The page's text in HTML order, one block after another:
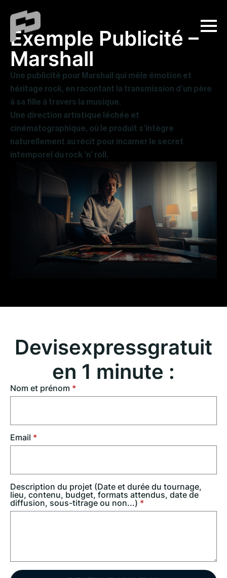
Exemple Publicité –
Marshall
Une publicité pour Marshall qui mêle émotion et
héritage rock, en racontant la transmission d’un père
à sa fille à travers la musique.
Une direction artistique léchée et
cinématographique, où le produit s’intègre
naturellement au récit pour incarner le secret
intemporel du rock ’n’ roll.
Devisexpressgratuit
en 1 minute :
Nom et prénom *
Email *
Description du projet (Date et durée du tournage,
lieu, contenu, budget, formats attendus, date de
diffusion, sous-titrage ou non...) *